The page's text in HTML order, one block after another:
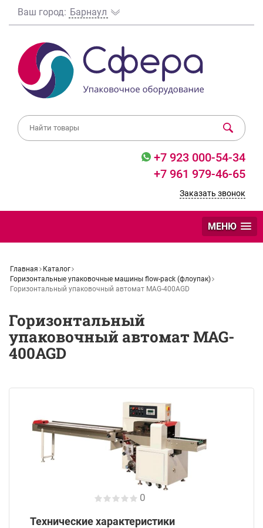
Ваш город: Барнаул
+7 923 000-54-34
+7 961 979-46-65
Заказать звонок
МЕНЮ
Главная
Каталог
Горизонтальные упаковочные машины flow-pack (флоупак)
Горизонтальный упаковочный автомат MAG-400AGD
Горизонтальный
упаковочный автомат MAG-
400AGD
0
Технические характеристики